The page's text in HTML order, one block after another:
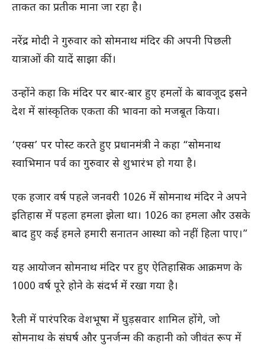
ताकत का प्रतीक माना जा रहा है।
नरेंद्र मोदी ने गुरुवार को सोमनाथ मंदिर की अपनी पिछली
यात्राओं की यादें साझा कीं।
उन्होंने कहा कि मंदिर पर बार-बार हुए हमलों के बावजूद इसने
देश में सांस्कृतिक एकता की भावना को मजबूत किया।
‘एक्स’ पर पोस्ट करते हुए प्रधानमंत्री ने कहा “सोमनाथ
स्वाभिमान पर्व का गुरुवार से शुभारंभ हो गया है।
एक हजार वर्ष पहले जनवरी 1026 में सोमनाथ मंदिर ने अपने
इतिहास में पहला हमला झेला था। 1026 का हमला और उसके
बाद हुए कई हमले हमारी सनातन आस्था को नहीं हिला पाए।”
यह आयोजन सोमनाथ मंदिर पर हुए ऐतिहासिक आक्रमण के
1000 वर्ष पूरे होने के संदर्भ में रखा गया है।
रैली में पारंपरिक वेशभूषा में घुड़सवार शामिल होंगे, जो
सोमनाथ के संघर्ष और पुनर्जन्म की कहानी को जीवंत रूप में